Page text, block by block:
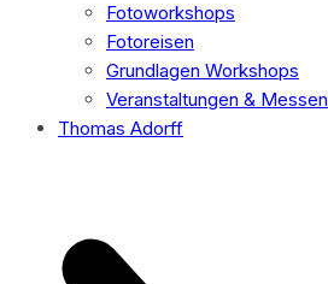
Fotoworkshops
Fotoreisen
Grundlagen Workshops
Veranstaltungen & Messen
Thomas Adorff